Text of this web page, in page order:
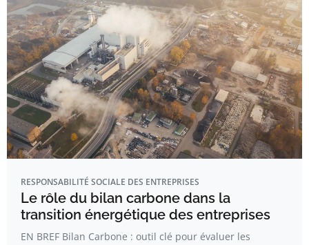
RESPONSABILITÉ SOCIALE DES ENTREPRISES
Le rôle du bilan carbone dans la
transition énergétique des entreprises
EN BREF Bilan Carbone : outil clé pour évaluer les